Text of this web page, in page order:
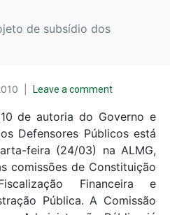
de subsídio dos
Leave a comment
de autoria do Governo e
Defensores Públicos está
feira (24/03) na ALMG,
comissões de Constituição
Financeira e
Pública. A Comissão